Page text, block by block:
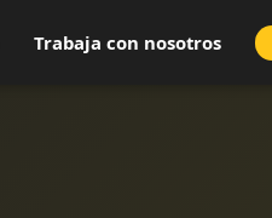
Trabaja con nosotros